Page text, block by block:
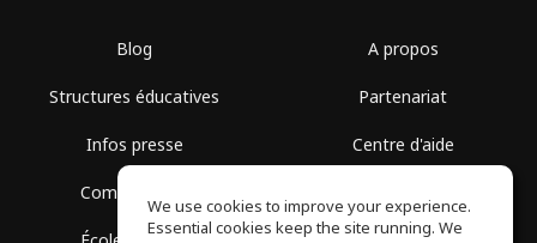
Blog
Structures éducatives
Infos presse
Communauté
A propos
Partenariat
Centre d'aide
We use cookies to improve your experience.
Essential cookies keep the site running. We